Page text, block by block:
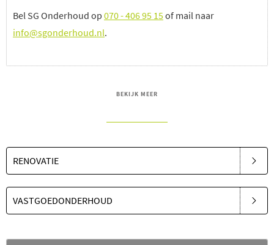
Bel SG Onderhoud op 070 - 406 95 15of mail naar
info@sgonderhoud.nl.
BEKIJK MEER
RENOVATIE
VASTGOEDONDERHOUD